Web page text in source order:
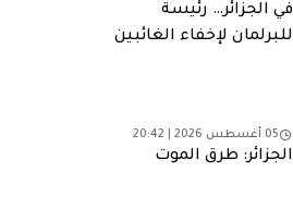
في الجزائر… رئيسة
للبرلمان لإخفاء الغائبين
05 أغسطس 2026 | 20:42
الجزائر: طرق الموت